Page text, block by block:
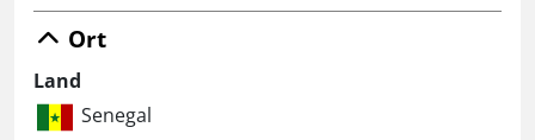
Ort
Land
Senegal